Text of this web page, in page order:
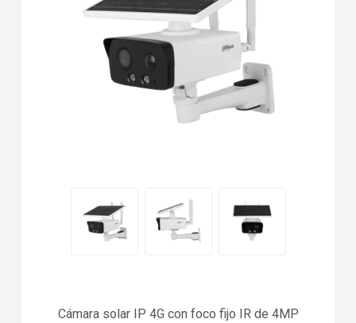
Cámara solar IP 4G con foco fijo IR de 4MP